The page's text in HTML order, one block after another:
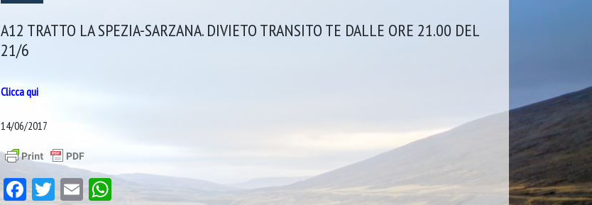
A12 TRATTO LA SPEZIA-SARZANA. DIVIETO TRANSITO TE DALLE ORE 21.00 DEL
21/6
Clicca qui
14/06/2017
Facebook
Twitter
Email WhatsApp